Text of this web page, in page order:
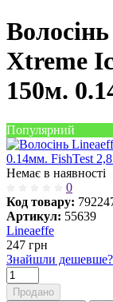
Xtreme
150м.
Популярний
Немає в наявності
0
Код товару:
Артикул: 55639
Lineaeffe
247 грн
Знайшли дешевше?
Продано